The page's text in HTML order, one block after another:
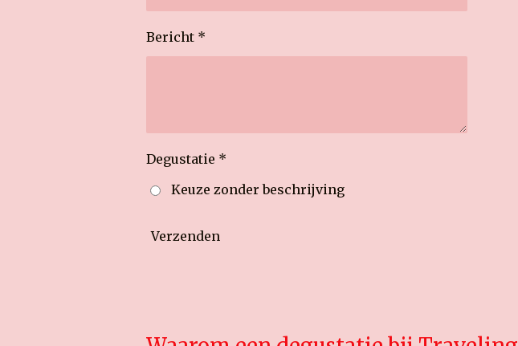
Bericht *
Degustatie *
Keuze zonder beschrijving
Verzenden